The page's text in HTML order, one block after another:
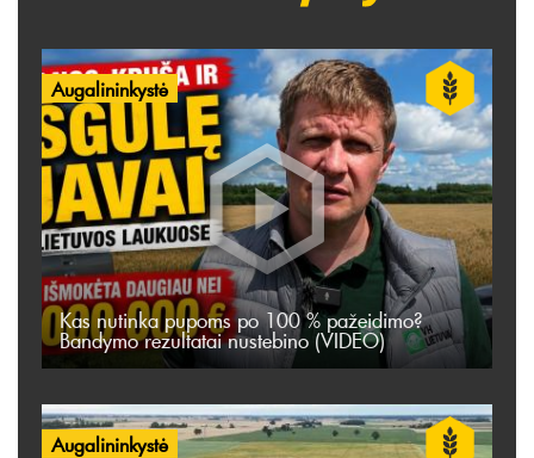
Augalininkystė
Kas nutinka pupoms po 100 % pažeidimo?
Bandymo rezultatai nustebino (VIDEO)
Augalininkystė